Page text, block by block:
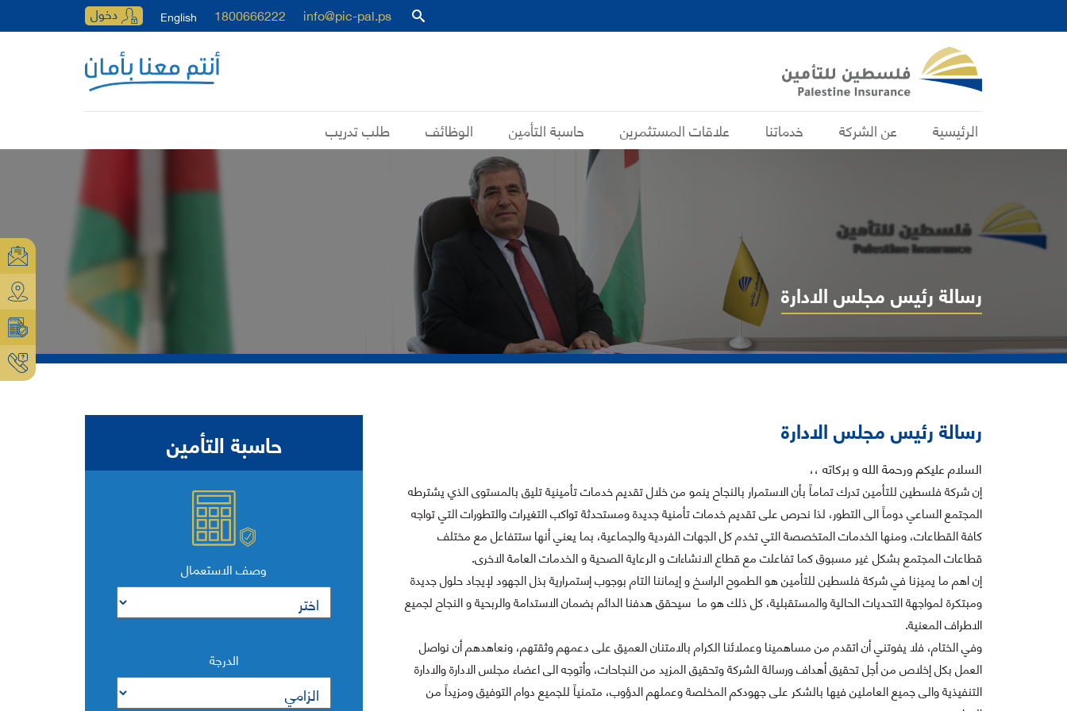
info@pic-pal.ps
1800666222
English دخول
الرئيسية عن الشركة خدماتنا علاقات المستثمرين حاسبة التأمين الوظائف طلب تدريب
رسالة رئيس مجلس الادارة
رسالة رئيس مجلس الادارة
السلام عليكم ورحمة الله و بركاته ،،
إن شركة فلسطين للتأمين تدرك تماماً بأن الاستمرار بالنجاح ينمو من خلال تقديم خدمات تأمينية تليق بالمستوى الذي يشترطه
المجتمع الساعي دوماً الى التطور، لذا نحرص على تقديم خدمات تأمنية جديدة ومستحدثة تواكب التغيرات والتطورات التي تواجه
كافة القطاعات، ومنها الخدمات المتخصصة التي تخدم كل الجهات الفردية والجماعية، بما يعني أنها ستتفاعل مع مختلف
قطاعات المجتمع بشكل غير مسبوق كما تفاعلت مع قطاع الانشاءات و الرعاية الصحية و الخدمات العامة الاخرى.
إن اهم ما يميزنا في شركة فلسطين للتأمين هو الطموح الراسخ و إيماننا التام بوجوب إستمرارية بذل الجهود لإيجاد حلول جديدة
ومبتكرة لمواجهة التحديات الحالية والمستقبلية، كل ذلك هو ما سيحقق هدفنا الدائم بضمان الاستدامة والربحية و النجاح لجميع
الاطراف المعنية.
وفي الختام، فلا يفوتني أن اتقدم من مساهمينا وعملائنا الكرام بالامتنان العميق على دعمهم وثقتهم، ونعاهدهم أن نواصل
العمل بكل إخلاص من أجل تحقيق أهداف ورسالة الشركة وتحقيق المزيد من النجاحات، وأتوجه الى اعضاء مجلس الادارة والادارة
التنفيذية والى جميع العاملين فيها بالشكر على جهودكم المخلصة وعملهم الدؤوب، متمنياً للجميع دوام التوفيق ومزيداً من
حاسبة التأمين
وصف الاستعمال
الدرجة